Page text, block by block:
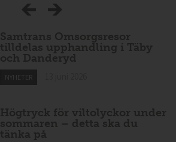
Samtrans Omsorgsresor
tilldelas upphandling i Täby
och Danderyd
NYHETER
Högtryck för viltolyckor under
sommaren – detta ska du
tänka på